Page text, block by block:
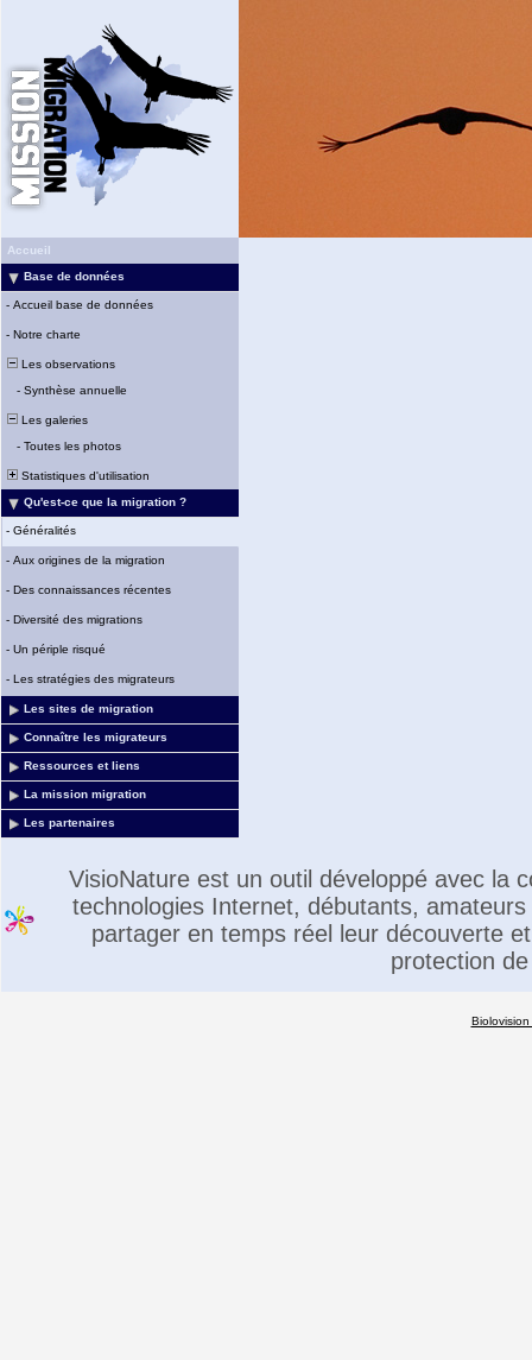
Accueil
Base de données
- Accueil base de données
- Notre charte
Les observations
- Synthèse annuelle
Les galeries
- Toutes les photos
Statistiques d'utilisation
Qu'est-ce que la migration ?
- Généralités
- Aux origines de la migration
- Des connaissances récentes
- Diversité des migrations
- Un périple risqué
- Les stratégies des migrateurs
Les sites de migration
Connaître les migrateurs
Ressources et liens
La mission migration
Les partenaires
VisioNature est un outil développé avec la
technologies Internet, débutants,
partager en temps réel leur découverte
protection
Biolovision